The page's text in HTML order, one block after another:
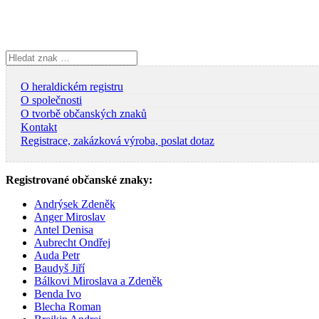
Vyhledávání
O heraldickém registru
O společnosti
O tvorbě občanských znaků
Kontakt
Registrace, zakázková výroba, poslat dotaz
Registrované občanské znaky:
Andrýsek Zdeněk
Anger Miroslav
Antel Denisa
Aubrecht Ondřej
Auda Petr
Baudyš Jiří
Bálkovi Miroslava a Zdeněk
Benda Ivo
Blecha Roman